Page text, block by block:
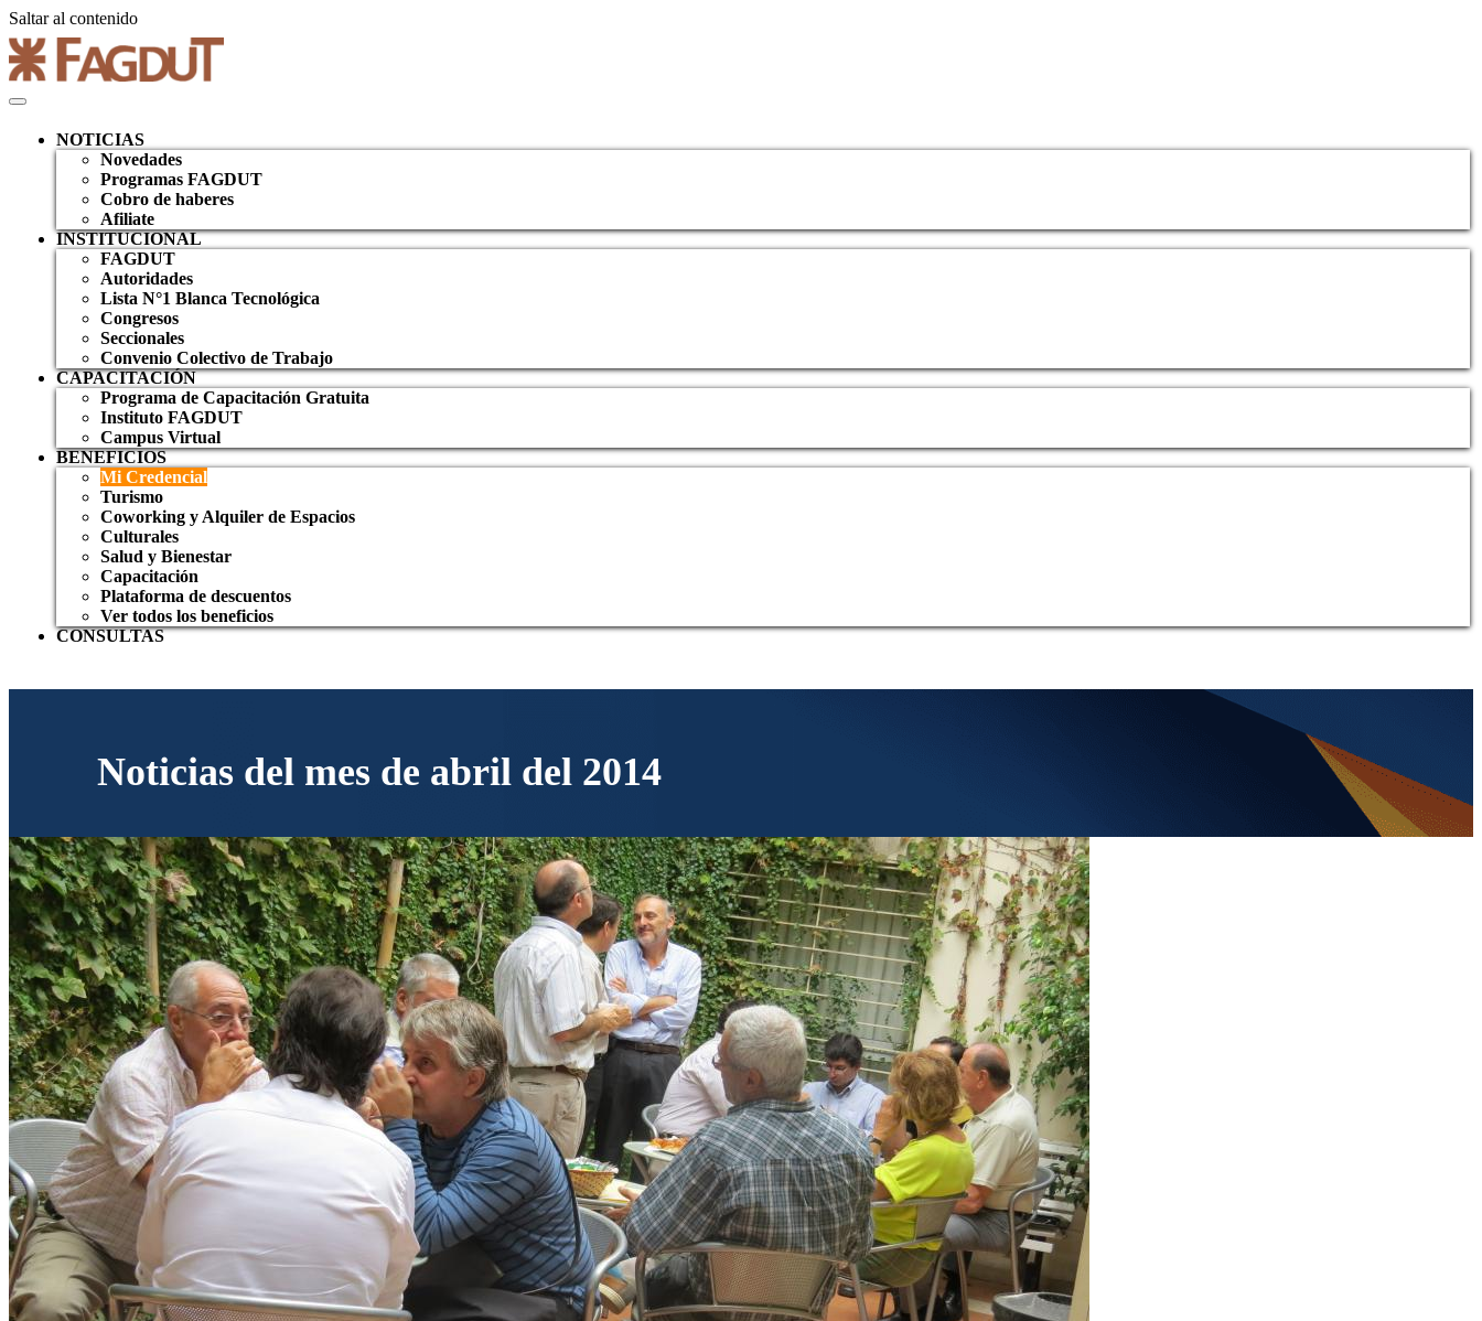
Saltar al contenido
NOTICIAS
Novedades
Programas FAGDUT
Cobro de haberes
Afiliate
INSTITUCIONAL
FAGDUT
Autoridades
Lista N°1 Blanca Tecnológica
Congresos
Seccionales
Convenio Colectivo de Trabajo
CAPACITACIÓN
Programa de Capacitación Gratuita
Instituto FAGDUT
Campus Virtual
BENEFICIOS
Mi Credencial
Turismo
Coworking y Alquiler de Espacios
Culturales
Salud y Bienestar
Capacitación
Plataforma de descuentos
Ver todos los beneficios
CONSULTAS
Noticias del mes de abril del 2014